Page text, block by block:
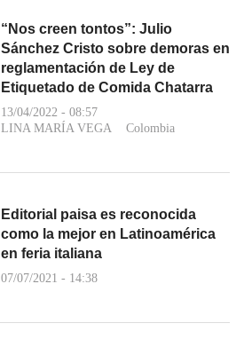
“Nos creen tontos”: Julio
Sánchez Cristo sobre demoras en
reglamentación de Ley de
Etiquetado de Comida Chatarra
13/04/2022 - 08:57
LINA MARÍA VEGA
Colombia
Editorial paisa es reconocida
como la mejor en Latinoamérica
en feria italiana
07/07/2021 - 14:38